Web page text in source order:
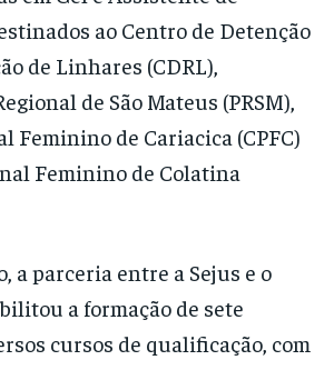
ao Centro de Detenção
de Linhares (CDRL),
de São Mateus (PRSM),
Feminino de Cariacica (CPFC)
Feminino de Colatina
a parceria entre a Sejus e o
a formação de sete
cursos de qualificação, com